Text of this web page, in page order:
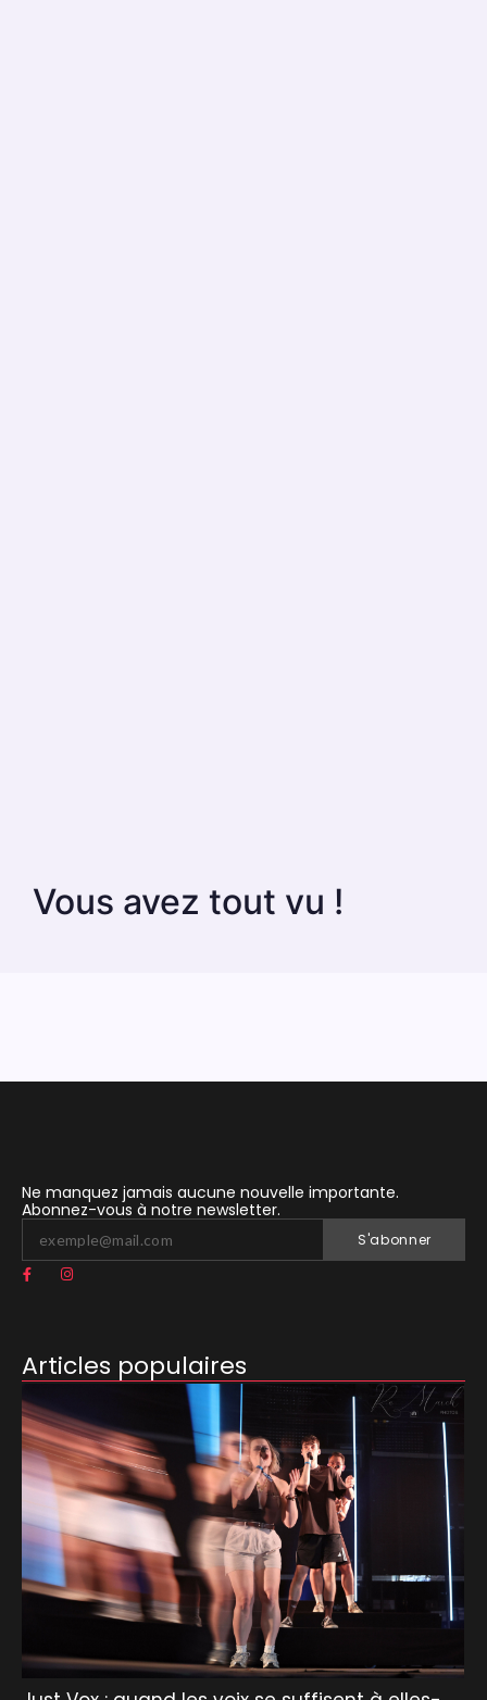
Vous avez tout vu !
Ne manquez jamais aucune nouvelle importante.
Abonnez-vous à notre newsletter.
S'abonner
Articles populaires